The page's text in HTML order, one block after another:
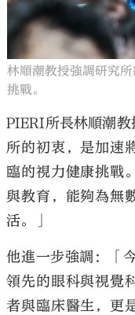
林順潮教授強調研究
挑戰。
PIERI所長林順潮
所的初衷，是加速
臨的視力健康挑戰
與教育，能夠為無
活。」
他進一步強調：「
領先的眼科與視覺
者與臨床醫生，更